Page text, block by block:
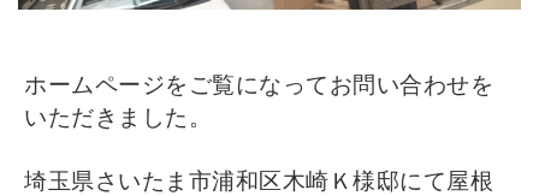
ホームページをご覧になってお問い合わせを
いただきました。
埼玉県さいたま市浦和区木崎Ｋ様邸にて屋根